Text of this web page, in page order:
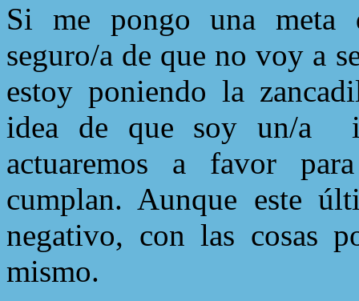
Si me pongo una meta
seguro/a de que no voy a
estoy poniendo la
idea de que soy un/a
actuaremos a favor
cumplan. Aunque este
negativo, con las cosas
mismo.